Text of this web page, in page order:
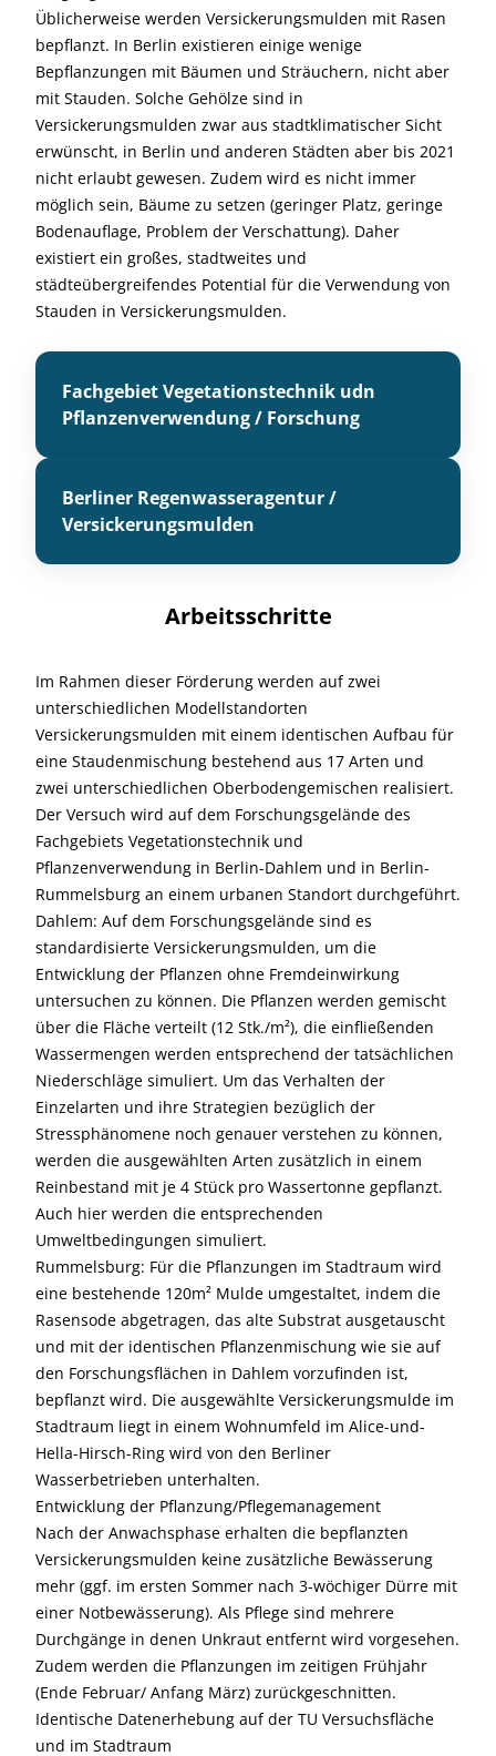
Üblicherweise werden Versickerungsmulden mit Rasen
bepflanzt. In Berlin existieren einige wenige
Bepflanzungen mit Bäumen und Sträuchern, nicht aber
mit Stauden. Solche Gehölze sind in
Versickerungsmulden zwar aus stadtklimatischer Sicht
erwünscht, in Berlin und anderen Städten aber bis 2021
nicht erlaubt gewesen. Zudem wird es nicht immer
möglich sein, Bäume zu setzen (geringer Platz, geringe
Bodenauflage, Problem der Verschattung). Daher
existiert ein großes, stadtweites und
städteübergreifendes Potential für die Verwendung von
Stauden in Versickerungsmulden.
Fachgebiet Vegetationstechnik udn
Pflanzenverwendung / Forschung
Berliner Regenwasseragentur /
Versickerungsmulden
Arbeitsschritte
Im Rahmen dieser Förderung werden auf zwei
unterschiedlichen Modellstandorten
Versickerungsmulden mit einem identischen Aufbau für
eine Staudenmischung bestehend aus 17 Arten und
zwei unterschiedlichen Oberbodengemischen realisiert.
Der Versuch wird auf dem Forschungsgelände des
Fachgebiets Vegetationstechnik und
Pflanzenverwendung in Berlin-Dahlem und in Berlin-
Rummelsburg an einem urbanen Standort durchgeführt.
Dahlem: Auf dem Forschungsgelände sind es
standardisierte Versickerungsmulden, um die
Entwicklung der Pflanzen ohne Fremdeinwirkung
untersuchen zu können. Die Pflanzen werden gemischt
über die Fläche verteilt (12 Stk./m²), die einfließenden
Wassermengen werden entsprechend der tatsächlichen
Niederschläge simuliert. Um das Verhalten der
Einzelarten und ihre Strategien bezüglich der
Stressphänomene noch genauer verstehen zu können,
werden die ausgewählten Arten zusätzlich in einem
Reinbestand mit je 4 Stück pro Wassertonne gepflanzt.
Auch hier werden die entsprechenden
Umweltbedingungen simuliert.
Rummelsburg: Für die Pflanzungen im Stadtraum wird
eine bestehende 120m² Mulde umgestaltet, indem die
Rasensode abgetragen, das alte Substrat ausgetauscht
und mit der identischen Pflanzenmischung wie sie auf
den Forschungsflächen in Dahlem vorzufinden ist,
bepflanzt wird. Die ausgewählte Versickerungsmulde im
Stadtraum liegt in einem Wohnumfeld im Alice-und-
Hella-Hirsch-Ring wird von den Berliner
Wasserbetrieben unterhalten.
Entwicklung der Pflanzung/Pflegemanagement
Nach der Anwachsphase erhalten die bepflanzten
Versickerungsmulden keine zusätzliche Bewässerung
mehr (ggf. im ersten Sommer nach 3-wöchiger Dürre mit
einer Notbewässerung). Als Pflege sind mehrere
Durchgänge in denen Unkraut entfernt wird vorgesehen.
Zudem werden die Pflanzungen im zeitigen Frühjahr
(Ende Februar/ Anfang März) zurückgeschnitten.
Identische Datenerhebung auf der TU Versuchsfläche
und im Stadtraum